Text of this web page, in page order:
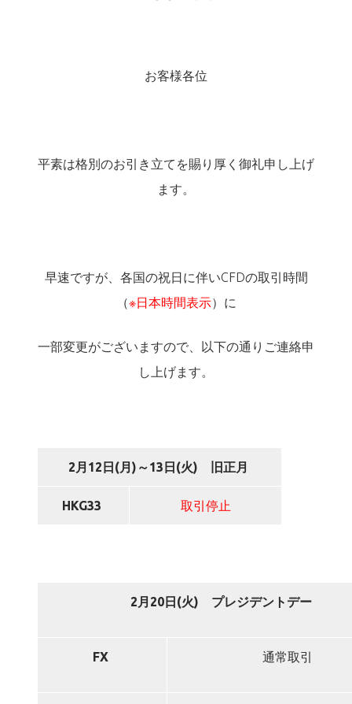
お客様各位
平素は格別のお引き立てを賜り厚く御礼申し上げ
ます。
早速ですが、各国の祝日に伴いCFDの取引時間
（※日本時間表示）に
一部変更がございますので、以下の通りご連絡申
し上げます。
2 月12日(月)～13日(火) 旧正月
HKG33 取引停止
2 月20日(火) プレジデントデー
FX 通常取引